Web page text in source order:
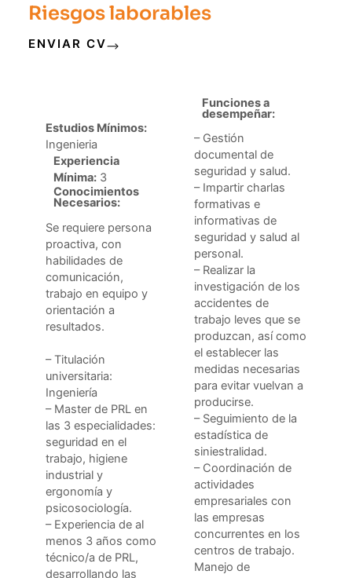
Riesgos laborables
ENVIAR CV
Estudios Mínimos:
Ingenieria
Experiencia
Mínima: 3
Conocimientos
Necesarios:
Se requiere persona
proactiva, con
habilidades de
comunicación,
trabajo en equipo y
orientación a
resultados.
– Titulación
universitaria:
Ingeniería
– Master de PRL en
las 3 especialidades:
seguridad en el
trabajo, higiene
industrial y
ergonomía y
psicosociología.
– Experiencia de al
menos 3 años como
técnico/a de PRL,
desarrollando las
Funciones a
desempeñar:
– Gestión
documental de
seguridad y salud.
– Impartir charlas
formativas e
informativas de
seguridad y salud al
personal.
– Realizar la
investigación de los
accidentes de
trabajo leves que se
produzcan, así como
el establecer las
medidas necesarias
para evitar vuelvan a
producirse.
– Seguimiento de la
estadística de
siniestralidad.
– Coordinación de
actividades
empresariales con
las empresas
concurrentes en los
centros de trabajo.
Manejo de